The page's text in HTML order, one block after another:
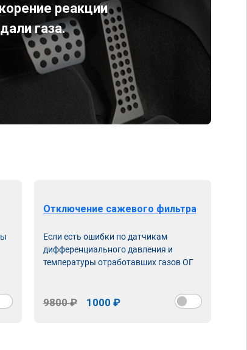
реакции
газа.
Отключение сажевого фильтра
Если есть ошибки по датчикам
дифференциального давления и
температуры отработавших газов ОГ
9800 ₽ 1000 ₽